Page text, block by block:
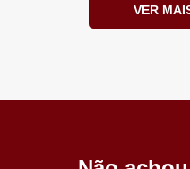
VER